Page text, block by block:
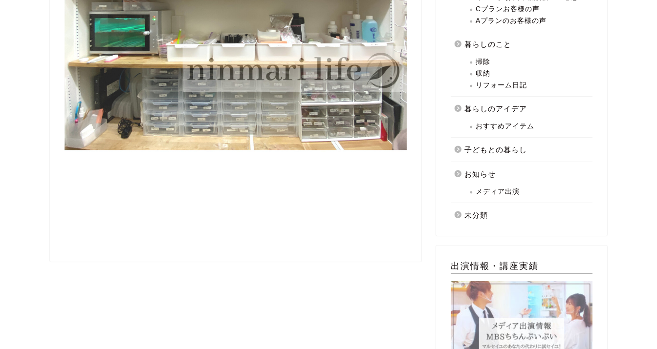
Cプランお客様の声
Aプランのお客様の声
暮らしのこと
掃除
収納
リフォーム日記
暮らしのアイデア
おすすめアイテム
子どもとの暮らし
お知らせ
メディア出演
未分類
出演情報・講座実績